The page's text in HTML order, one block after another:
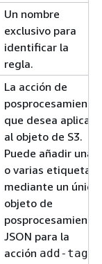
Un nombre
exclusivo para
identificar la
regla.
La acción de
posprocesamiento
que desea aplicar
al objeto de S3.
Puede añadir una
o varias etiquetas
mediante un único
objeto de
posprocesamiento
JSON para la
acción add-tag